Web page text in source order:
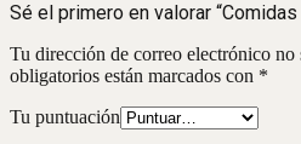
Sé el primero en valorar
Tu dirección de correo electrónico no
obligatorios están marcados con *
Tu puntuación